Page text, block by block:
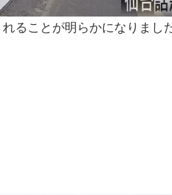
ることが明らかになりました